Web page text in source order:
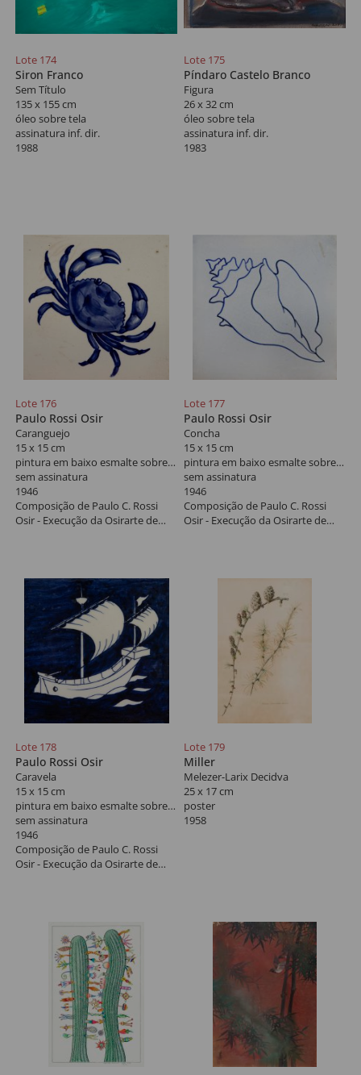
Lote 174
Siron Franco
Sem Título
135 x 155 cm
óleo sobre tela
assinatura inf. dir.
1988
Lote 175
Píndaro Castelo Branco
Figura
26 x 32 cm
óleo sobre tela
assinatura inf. dir.
1983
Lote 176
Paulo Rossi Osir
Caranguejo
15 x 15 cm
pintura em baixo esmalte sobre azulejo
sem assinatura
1946
Composição de Paulo C. Rossi
Osir - Execução da Osirarte de
Lote 177
Paulo Rossi Osir
Concha
15 x 15 cm
pintura em baixo esmalte sobre azulejo
sem assinatura
1946
Composição de Paulo C. Rossi
Osir - Execução da Osirarte de
Lote 178
Paulo Rossi Osir
Caravela
15 x 15 cm
pintura em baixo esmalte sobre azulejo
sem assinatura
1946
Composição de Paulo C. Rossi
Osir - Execução da Osirarte de
Lote 179
Miller
Melezer-Larix Decidva
25 x 17 cm
poster
1958